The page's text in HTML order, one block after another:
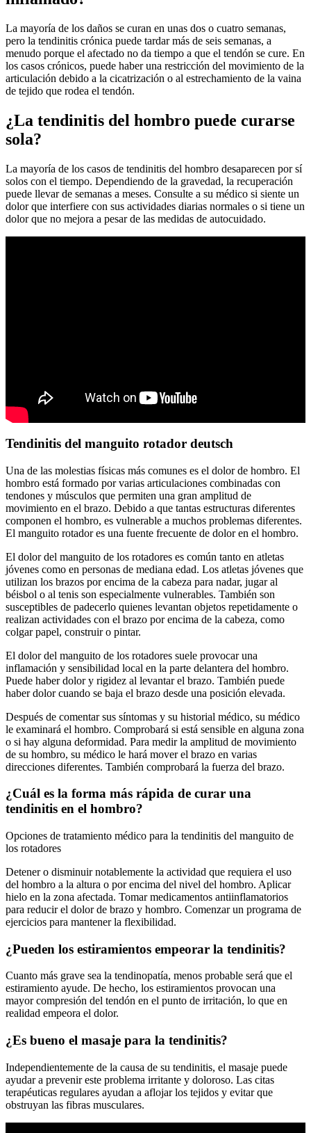
La mayoría de los daños se curan en unas dos o cuatro semanas,
pero la tendinitis crónica puede tardar más de seis semanas, a
menudo porque el afectado no da tiempo a que el tendón se cure. En
los casos crónicos, puede haber una restricción del movimiento de la
articulación debido a la cicatrización o al estrechamiento de la vaina
de tejido que rodea el tendón.
¿La tendinitis del hombro puede curarse
sola?
La mayoría de los casos de tendinitis del hombro desaparecen por sí
solos con el tiempo. Dependiendo de la gravedad, la recuperación
puede llevar de semanas a meses. Consulte a su médico si siente un
dolor que interfiere con sus actividades diarias normales o si tiene un
dolor que no mejora a pesar de las medidas de autocuidado.
Tendinitis del manguito rotador deutsch
Una de las molestias físicas más comunes es el dolor de hombro. El
hombro está formado por varias articulaciones combinadas con
tendones y músculos que permiten una gran amplitud de
movimiento en el brazo. Debido a que tantas estructuras diferentes
componen el hombro, es vulnerable a muchos problemas diferentes.
El manguito rotador es una fuente frecuente de dolor en el hombro.
El dolor del manguito de los rotadores es común tanto en atletas
jóvenes como en personas de mediana edad. Los atletas jóvenes que
utilizan los brazos por encima de la cabeza para nadar, jugar al
béisbol o al tenis son especialmente vulnerables. También son
susceptibles de padecerlo quienes levantan objetos repetidamente o
realizan actividades con el brazo por encima de la cabeza, como
colgar papel, construir o pintar.
El dolor del manguito de los rotadores suele provocar una
inflamación y sensibilidad local en la parte delantera del hombro.
Puede haber dolor y rigidez al levantar el brazo. También puede
haber dolor cuando se baja el brazo desde una posición elevada.
Después de comentar sus síntomas y su historial médico, su médico
le examinará el hombro. Comprobará si está sensible en alguna zona
o si hay alguna deformidad. Para medir la amplitud de movimiento
de su hombro, su médico le hará mover el brazo en varias
direcciones diferentes. También comprobará la fuerza del brazo.
¿Cuál es la forma más rápida de curar una
tendinitis en el hombro?
Opciones de tratamiento médico para la tendinitis del manguito de
los rotadores
Detener o disminuir notablemente la actividad que requiera el uso
del hombro a la altura o por encima del nivel del hombro. Aplicar
hielo en la zona afectada. Tomar medicamentos antiinflamatorios
para reducir el dolor de brazo y hombro. Comenzar un programa de
ejercicios para mantener la flexibilidad.
¿Pueden los estiramientos empeorar la tendinitis?
Cuanto más grave sea la tendinopatía, menos probable será que el
estiramiento ayude. De hecho, los estiramientos provocan una
mayor compresión del tendón en el punto de irritación, lo que en
realidad empeora el dolor.
¿Es bueno el masaje para la tendinitis?
Independientemente de la causa de su tendinitis, el masaje puede
ayudar a prevenir este problema irritante y doloroso. Las citas
terapéuticas regulares ayudan a aflojar los tejidos y evitar que
obstruyan las fibras musculares.